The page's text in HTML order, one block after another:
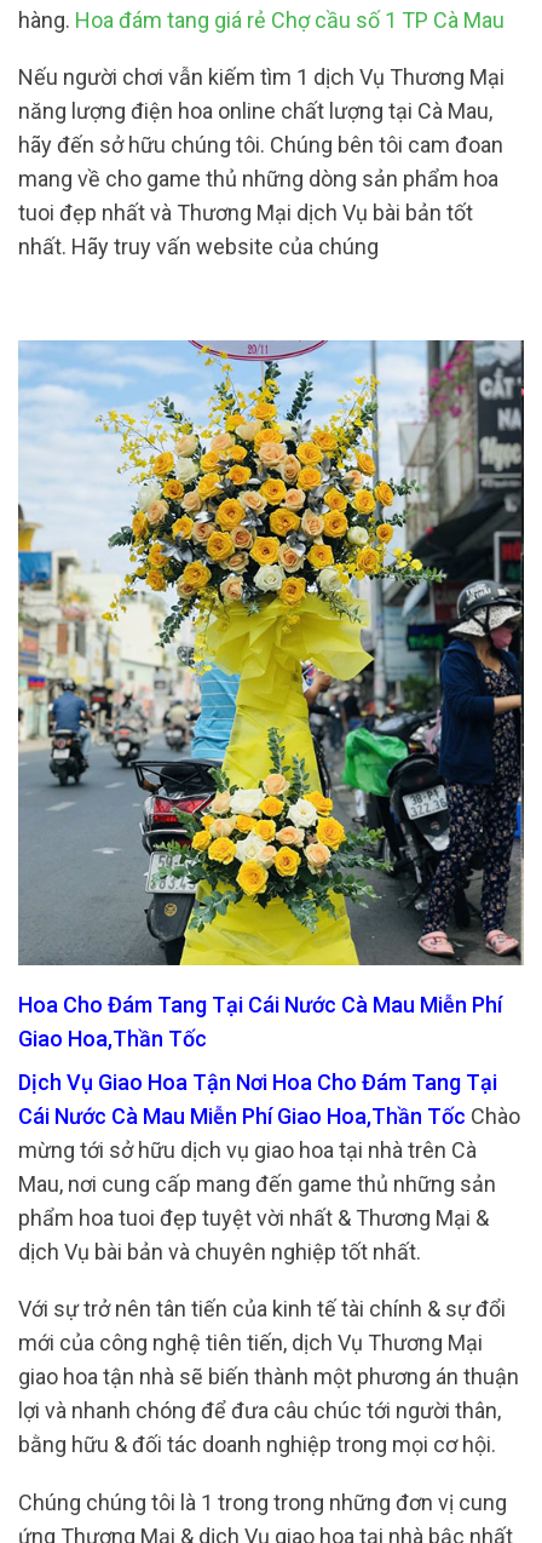
hàng. Hoa đám tang giá rẻ Chợ cầu số 1 TP Cà Mau
Nếu người chơi vẫn kiếm tìm 1 dịch Vụ Thương Mại
năng lượng điện hoa online chất lượng tại Cà Mau,
hãy đến sở hữu chúng tôi. Chúng bên tôi cam đoan
mang về cho game thủ những dòng sản phẩm hoa
tuoi đẹp nhất và Thương Mại dịch Vụ bài bản tốt
nhất. Hãy truy vấn website của chúng
Hoa Cho Đám Tang Tại Cái Nước Cà Mau Miễn Phí
Giao Hoa,Thần Tốc
Dịch Vụ Giao Hoa Tận Nơi Hoa Cho Đám Tang Tại
Cái Nước Cà Mau Miễn Phí Giao Hoa,Thần Tốc Chào
mừng tới sở hữu dịch vụ giao hoa tại nhà trên Cà
Mau, nơi cung cấp mang đến game thủ những sản
phẩm hoa tuoi đẹp tuyệt vời nhất & Thương Mại &
dịch Vụ bài bản và chuyên nghiệp tốt nhất.
Với sự trở nên tân tiến của kinh tế tài chính & sự đổi
mới của công nghệ tiên tiến, dịch Vụ Thương Mại
giao hoa tận nhà sẽ biến thành một phương án thuận
lợi và nhanh chóng để đưa câu chúc tới người thân,
bằng hữu & đối tác doanh nghiệp trong mọi cơ hội.
Chúng chúng tôi là 1 trong trong những đơn vị cung
ứng Thương Mại & dịch Vụ giao hoa tại nhà bậc nhất